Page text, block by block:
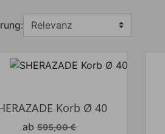
Korb Ø 40
Verkaufspreis
ab 595,00 €